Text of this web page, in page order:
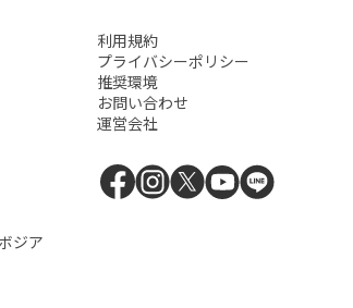
ジア
利用規約
プライバシーポリシー
推奨環境
お問い合わせ
運営会社